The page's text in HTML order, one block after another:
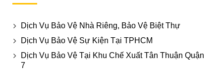
Dịch Vụ Bảo Vệ Nhà Riêng, Bảo Vệ Biệt Thự
Dịch Vụ Bảo Vệ Sự Kiện Tại TPHCM
Dịch Vụ Bảo Vệ Tại Khu Chế Xuất Tân Thuận Quận
7